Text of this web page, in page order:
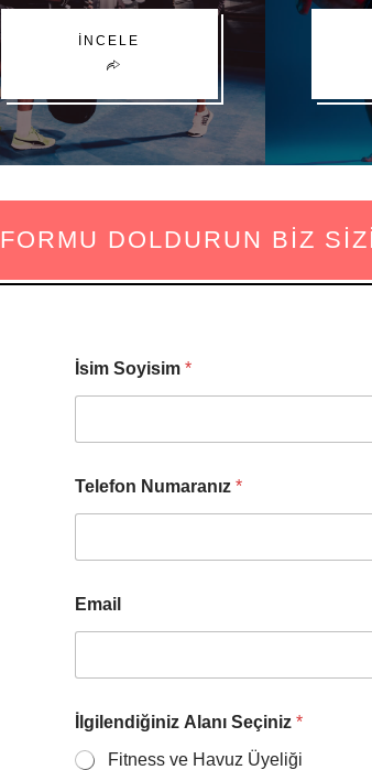
İNCELE
FORMU DOLDURUN BİZ
İsim Soyisim *
Telefon Numaranız *
Email
İlgilendiğiniz Alanı Seçiniz *
Fitness ve Havuz Üyeliği